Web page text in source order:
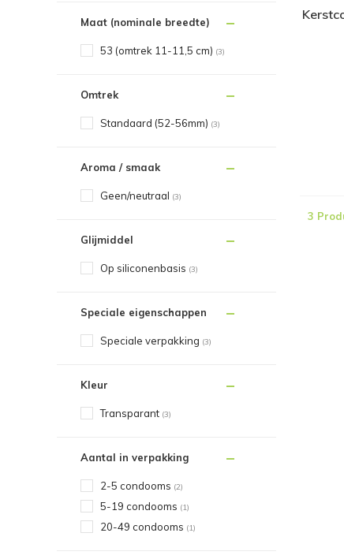
Maat (nominale breedte)
53 (omtrek 11-11,5 cm) (3)
Omtrek
Standaard (52-56mm) (3)
Aroma / smaak
Geen/neutraal (3)
Glijmiddel
Op siliconenbasis (3)
Speciale eigenschappen
Speciale verpakking (3)
Kleur
Transparant (3)
Aantal in verpakking
2-5 condooms (2)
5-19 condooms (1)
20-49 condooms (1)
3